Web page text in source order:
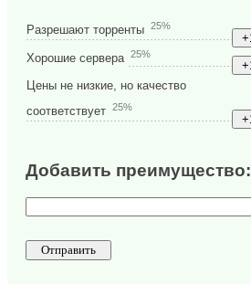
Разрешают торренты 25%
Хорошие сервера 25%
Цены не низкие, но качество
соответствует
25%
Добавить преимущество: